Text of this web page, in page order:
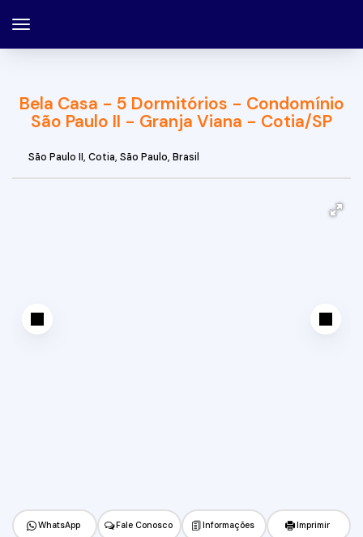
Bela Casa - 5 Dormitórios - Condomínio
São Paulo II - Granja Viana - Cotia/SP
São Paulo II, Cotia, São Paulo, Brasil
WhatsApp Fale Conosco Informações Imprimir